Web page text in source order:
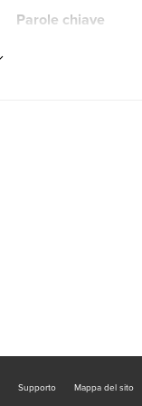
Parole chiave
Supporto Mappa del sito